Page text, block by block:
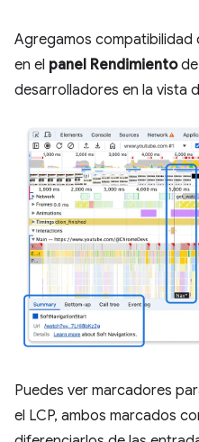
Agregamos compatibilidad
en el panel Rendimientode
desarrolladores en la vista
Puedes ver marcadores
el LCP, ambos marcados